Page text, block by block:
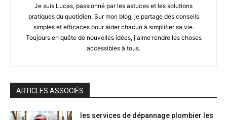
Je suis Lucas, passionné par les astuces et les solutions
pratiques du quotidien. Sur mon blog, je partage des conseils
simples et efficaces pour aider chacun à simplifier sa vie.
Toujours en quête de nouvelles idées, j'aime rendre les choses
accessibles à tous.
ARTICLES ASSOCIÉS
les services de dépannage plombier les